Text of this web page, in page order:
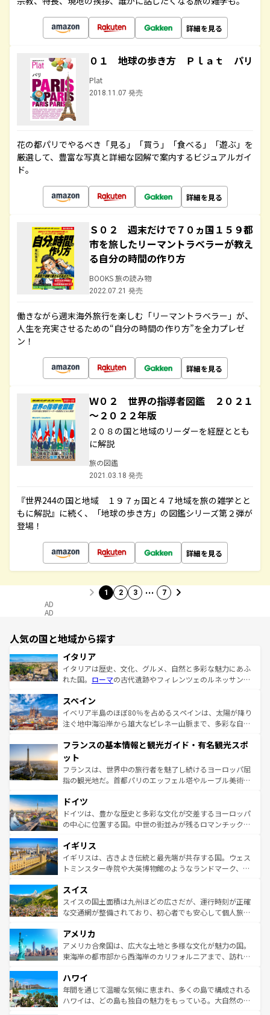
詳細を見る
０１ 地球の歩き方 Ｐｌａｔ パリ
Plat
2018.11.07 発売
花の都パリでやるべき「見る」「買う」「食べる」「遊ぶ」を
厳選して、豊富な写真と詳細な図解で案内するビジュアルガイ
ド。
詳細を見る
Ｓ０２ 週末だけで７０ヵ国１５９都
市を旅したリーマントラベラーが教え
る自分の時間の作り方
BOOKS 旅の読み物
2022.07.21 発売
働きながら週末海外旅行を楽しむ「リーマントラベラー」が、
人生を充実させるための“自分の時間の作り方”を全力プレゼ
ン！
詳細を見る
Ｗ０２ 世界の指導者図鑑 ２０２１
～２０２２年版
２０８の国と地域のリーダーを経歴ととも
に解説
旅の図鑑
2021.03.18 発売
『世界244の国と地域 １９７ヵ国と４７地域を旅の雑学とと
もに解説』に続く、「地球の歩き方」の図鑑シリーズ第２弾が
登場！
詳細を見る
1 2 3 … 7
AD
AD
人気の国と地域から探す
イタリア
イタリアは歴史、文化、グルメ、自然と多彩な魅力にあふ
れた国。 ローマの古代遺跡やフィレンツェのルネッサンス
ろん、トスカーナの美しい田園風景やアマルフィ海岸の絶
景など、自然景観も見逃せない。観光の合間には、本場の
ピザやパスタなど、絶品のイタリア料理を堪能することも
ませてくれるイタリアで、忘れられない旅をしてみよう！
なお、新着のイタリア情報は
しい。
スペイン
イベリア半島のほぼ80％を占めるスペインは、太陽が降り
注ぐ地中海沿岸から雄大なピレネー山脈まで、多彩な自然
文化が根付くこの国では、情熱的なフラメンコ、熱気あふ
れる闘牛、そして美味しいタパスが生活の一部となってい
る。首都マドリードの洗練された雰囲気や、バルセロナの
アートに溢れた街角から、地方では古代ローマ遺跡や中世
せる。地方によって風土や気候が異なるスペインはその個
性で訪れる人を魅了する。 なお、新着のスペイン情報は コ
ンテンツ一覧を参照してほしい。
フランスの基本情報と観光ガイド・有名観光スポ
ット
フランスは、世界中の旅行者を魅了し続けるヨーロッパ屈
指の観光地だ。首都パリのエッフェル塔やルーブル美術館
で、幅広い魅力が詰まっている。華麗な宮殿、歴史的な大
聖堂、美しいビーチ、そして豊かな自然が、訪れる者を心
から魅了する。また、フランスは美食の国としても知ら
いる。シャンパンの発祥地であるランス、プロヴァンスの
香り高いラベンダー畑など、多彩な楽しみ方が可能だ。さ
らに、パリ以外の地域にも魅力が溢れており、どの街角に
れる地方に足を運ぶとそれぞれで全く異なる文化を体験で
きるだろう。 なお、新着のフランス情報はコンテンツ一覧
を参照してほしい。
ドイツ
ドイツは、豊かな歴史と多彩な文化が交差するヨーロッパ
の中心に位置する国。中世の街並みが残るロマンチック街
顔を持つこの国は、どこを歩いても飽きることがない。ベ
ルリンの文化的活気、バイエルン州のアルプスの絶景、そ
してライン川沿いのワイン畑といった風景は必見。ビール
は、お酒好きな人にはぜひ体験してほしい。 なお、新着の
ドイツ情報はコンテンツ一覧を参照してほしい。
イギリス
イギリスは、古きよき伝統と最先端が共存する国。ウェス
トミンスター寺院や大英博物館のようなランドマーク、歴
リアごとに異なる魅力がある。また、優雅なアフタヌーン
ティー、ビール好きにはたまらない英国パブ、サッカー観
戦など、本場だからこそできる体験も豊富。イギリスを旅
ンツ一覧を参照してほしい。
スイス
スイスの国土面積は九州ほどの広さだが、運行時刻が正確
な交通網が整備されており、初心者でも安心して個人旅行
の建物がそのまま残る町や、スイスならではのユニークな
博物館もあり、アルプス観光だけでなく町歩きも満喫する
ことができる。国民の所得が高いため物価も高いが、旅行
ば市内交通費無料で観光を楽しむこともできる。 なお、新
着のスイス情報はコンテンツ一覧 を参照してほしい。
アメリカ
アメリカ合衆国は、広大な土地と多様な文化が魅力の国。
東海岸の都市部から西海岸のカリフォルニアまで、訪れる
のような巨大都市は、観光、ショッピング、エンターテイ
ンメントが詰まった刺激的なスポットだ。一方、アメリカ
西部には大自然が広がり、グランドキャニオンやイエロー
ハワイ
年間を通じて温暖な気候に恵まれ、多くの島で構成される
ハワイは、どの島も独自の魅力をもっている。大自然の神